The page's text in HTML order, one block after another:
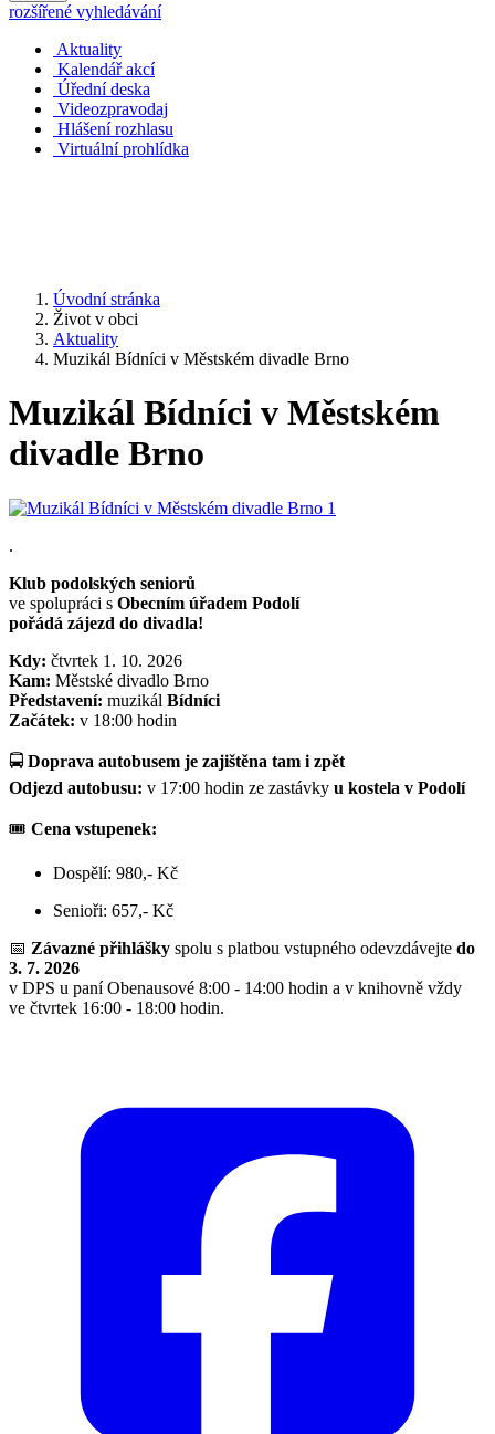
rozšířené vyhledávání
Aktuality
Kalendář akcí
Úřední deska
Videozpravodaj
Hlášení rozhlasu
Virtuální prohlídka
Úvodní stránka
Život v obci
Aktuality
Muzikál Bídníci v Městském divadle Brno
Muzikál Bídníci v Městském
divadle Brno
.
Klub podolských seniorů
ve spolupráci s Obecním úřadem Podolí
pořádá zájezd do divadla!
Kdy: čtvrtek 1. 10. 2026
Kam: Městské divadlo Brno
Představení: muzikál Bídníci
Začátek: v 18:00 hodin
🚍 Doprava autobusem je zajištěna tam i zpět
Odjezd autobusu: v 17:00 hodin ze zastávky u kostela v Podolí
🎟️ Cena vstupenek:
Dospělí: 980,- Kč
Senioři: 657,- Kč
📅 Závazné přihlášky spolu s platbou vstupného odevzdávejte do
3. 7. 2026
v DPS u paní Obenausové 8:00 - 14:00 hodin a v knihovně vždy
ve čtvrtek 16:00 - 18:00 hodin.